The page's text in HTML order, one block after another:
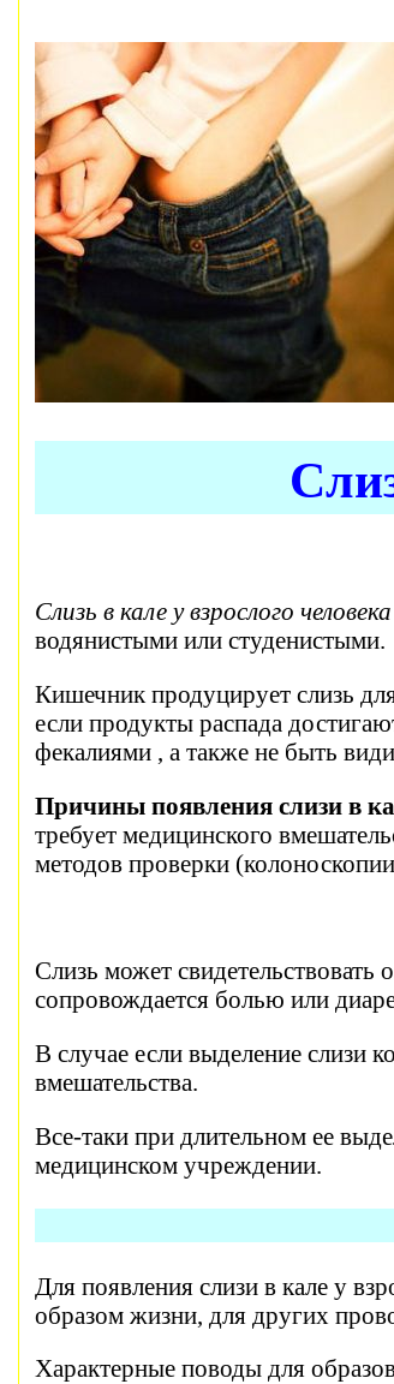
Слизь в кале у взрослого человека
водянистыми или студенистыми.
Кишечник продуцирует слизь
если продукты распада
фекалиями , а также не быть
Причины появления слизи в
требует медицинского
методов проверки
Слизь может
сопровождается болью или
В случае если выделение слизи
вмешательства.
Все-таки при длительном ее
медицинском учреждении.
Для появления слизи в кале у
образом жизни, для других
Характерные поводы для